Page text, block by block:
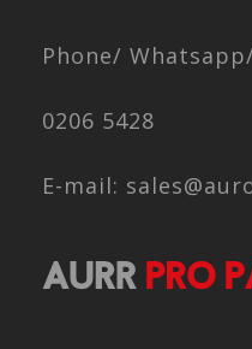
Phone/
0206 5428
E-mail: